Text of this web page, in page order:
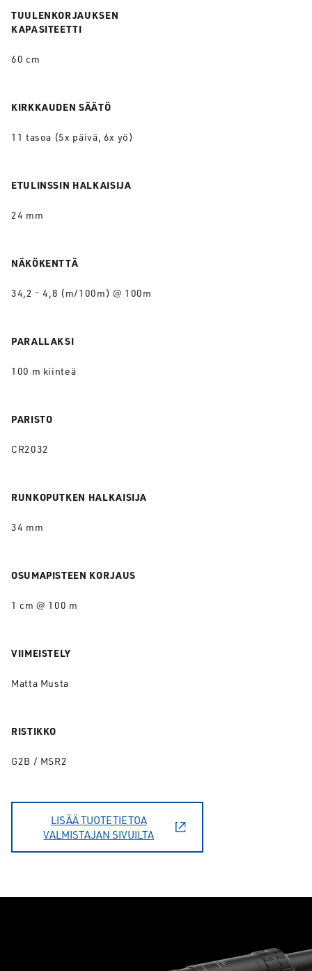
TUULENKORJAUKSEN
KAPASITEETTI
60 cm
KIRKKAUDEN SÄÄTÖ
11 tasoa (5x päivä, 6x yö)
ETULINSSIN HALKAISIJA
24 mm
NÄKÖKENTTÄ
34,2 - 4,8 (m/100m) @ 100m
PARALLAKSI
100 m kiinteä
PARISTO
CR2032
RUNKOPUTKEN HALKAISIJA
34 mm
OSUMAPISTEEN KORJAUS
1 cm @ 100 m
VIIMEISTELY
Matta Musta
RISTIKKO
G2B / MSR2
LISÄÄ TUOTETIETOA
VALMISTAJAN SIVUILTA